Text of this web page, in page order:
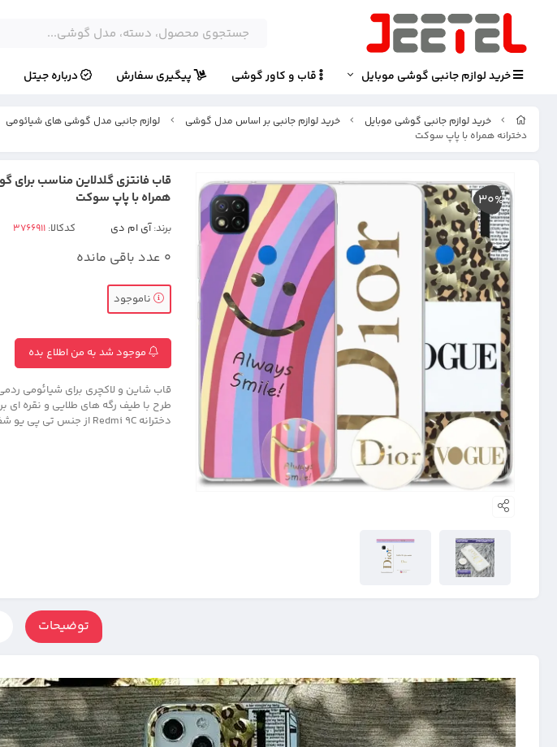
خرید لوازم جانبی گوشی موبایل قاب و کاور گوشی پیگیری سفارش درباره جیتل
خرید لوازم جانبی گوشی موبایل خرید لوازم جانبی بر اساس مدل گوشی لوازم جانبی مدل گوشی های شیائومی
دخترانه همراه با پاپ سوکت
30%
همراه با پاپ سوکت
برند:آی ام دی کدکالا:
0 عدد باقی مانده
ناموجود
موجود شد به من اطلاع بده
دخترانه Redmi 9C از جنس تی پی یو شفاف است.
توضیحات